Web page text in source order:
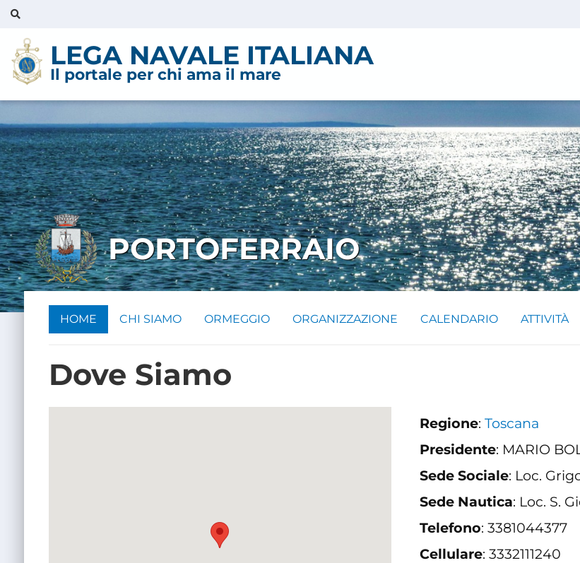
LEGA NAVALE ITALIANA
Il portale per chi ama il mare
PORTOFERRAIO
HOME CHI SIAMO ORMEGGIO ORGANIZZAZIONE CALENDARIO ATTIVITÀ
Dove Siamo
Regione: Toscana
Presidente: MARIO
Sede Sociale: Loc.
Sede Nautica: Loc. S.
Telefono: 3381044377
Cellulare: 3332111240